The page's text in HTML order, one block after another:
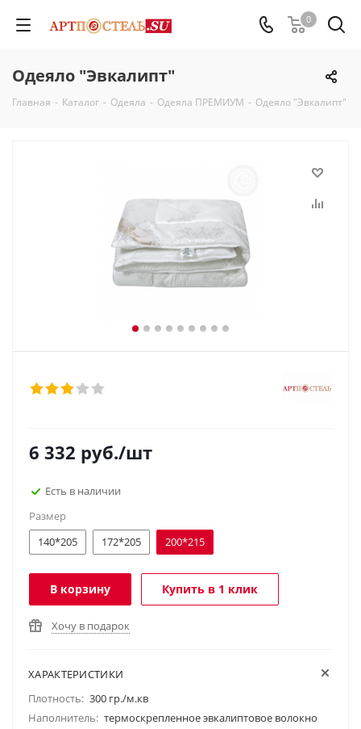
0
Одеяло "Эвкалипт"
Главная - Каталог - Одеяла - Одеяла ПРЕМИУМ - Одеяло "Эвкалипт"
6 332 руб./шт
Есть в наличии
Размер
140*205
172*205 200*215
В корзину Купить в 1 клик
Хочу в подарок
ХАРАКТЕРИСТИКИ
Плотность: 300 гр./м.кв
Наполнитель: термоскрепленное эвкалиптовое волокно